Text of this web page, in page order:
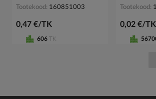
Tootekood 160851003
0,47 €/TK
606 TK
Tootekood
0,02 €/TK